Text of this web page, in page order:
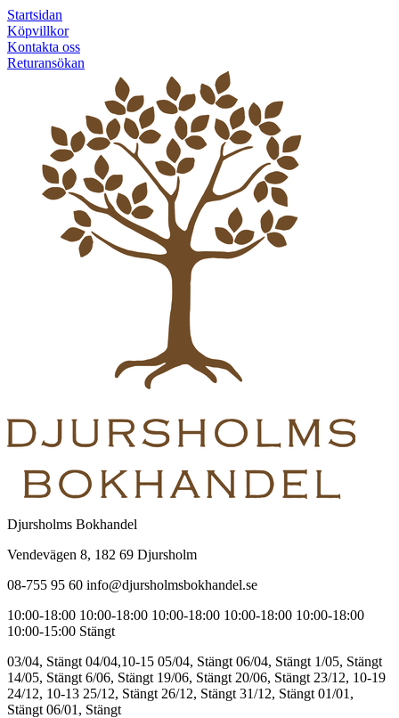
Startsidan
Köpvillkor
Kontakta oss
Returansökan
Djursholms Bokhandel
Vendevägen 8, 182 69 Djursholm
08-755 95 60 info@djursholmsbokhandel.se
10:00-18:00 10:00-18:00 10:00-18:00 10:00-18:00 10:00-18:00
10:00-15:00 Stängt
03/04, Stängt 04/04,10-15 05/04, Stängt 06/04, Stängt 1/05, Stängt
14/05, Stängt 6/06, Stängt 19/06, Stängt 20/06, Stängt 23/12, 10-19
24/12, 10-13 25/12, Stängt 26/12, Stängt 31/12, Stängt 01/01,
Stängt 06/01, Stängt